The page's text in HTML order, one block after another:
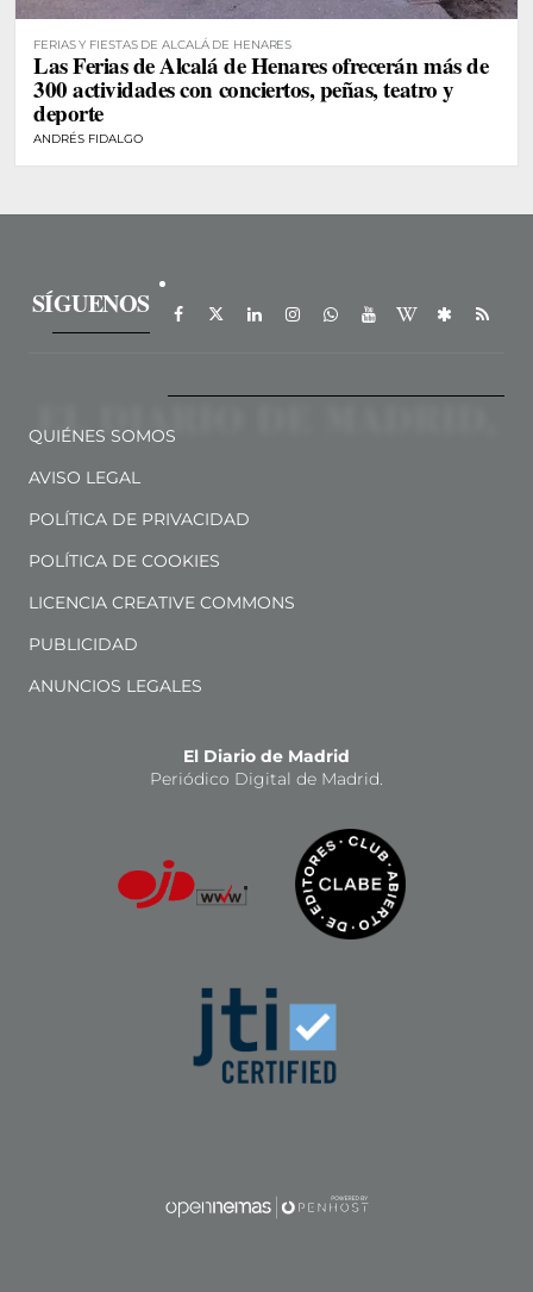
FERIAS Y FIESTAS DE ALCALÁ DE HENARES
Las Ferias de Alcalá de Henares ofrecerán más de
300 actividades con conciertos, peñas, teatro y
deporte
ANDRÉS FIDALGO
SÍGUENOS
QUIÉNES SOMOS
AVISO LEGAL
POLÍTICA DE PRIVACIDAD
POLÍTICA DE COOKIES
LICENCIA CREATIVE COMMONS
PUBLICIDAD
ANUNCIOS LEGALES
El Diario de Madrid
Periódico Digital de Madrid.